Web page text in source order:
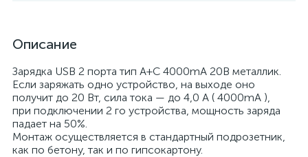
Описание
Зарядка USB 2 порта тип А+C 4000mA 20В металлик.
Если заряжать одно устройство, на выходе оно
получит до 20 Вт, сила тока — до 4,0 А ( 4000mA ),
при подключении 2 го устройства, мощность заряда
падает на 50%.
Монтаж осуществляется в стандартный подрозетник,
как по бетону, так и по гипсокартону.